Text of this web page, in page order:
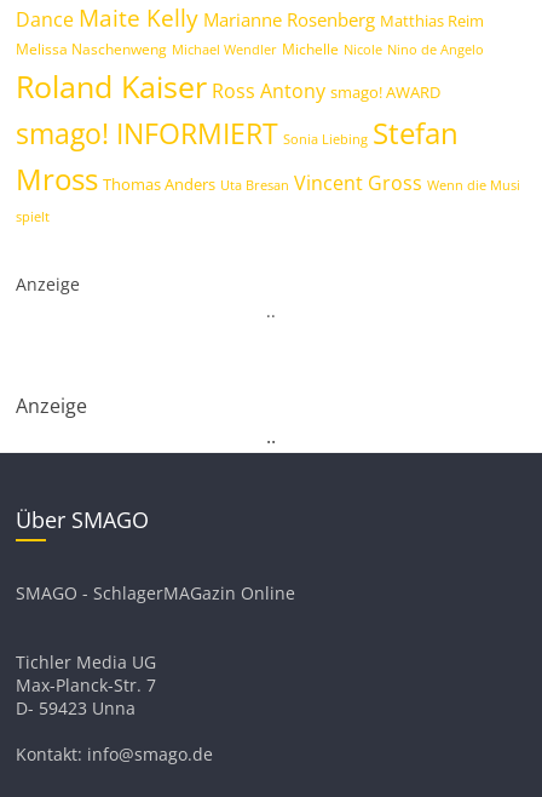
Dance Maite Kelly Marianne Rosenberg Matthias Reim
Melissa Naschenweng Michael Wendler Michelle Nicole Nino de Angelo
Roland Kaiser Ross Antony smago! AWARD
smago! INFORMIERT Sonia Liebing Stefan
Mross Thomas Anders Uta Bresan Vincent Gross Wenn die Musi
spielt
Anzeige
..
Anzeige
..
Über SMAGO
SMAGO - SchlagerMAGazin Online
Tichler Media UG
Max-Planck-Str. 7
D- 59423 Unna
Kontakt: info@smago.de